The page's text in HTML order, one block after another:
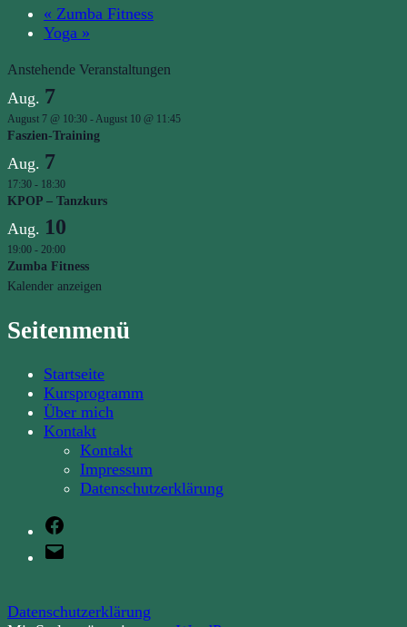
« Zumba Fitness
Yoga »
Anstehende Veranstaltungen
Aug. 7
August 7 @ 10:30 - August 10 @ 11:45
Faszien-Training
Aug. 7
17:30 - 18:30
KPOP – Tanzkurs
Aug. 10
19:00 - 20:00
Zumba Fitness
Kalender anzeigen
Seitenmenü
Startseite
Kursprogramm
Über mich
Kontakt
Kontakt
Impressum
Datenschutzerklärung
Datenschutzerklärung